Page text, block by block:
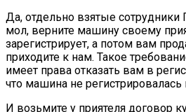
Да, отдельно взятые сотрудники
мол, верните машину своему
зарегистрирует, а потом вам
приходите к нам. Такое
имеет права отказать вам в
что машина не
И возьмите у приятеля договор